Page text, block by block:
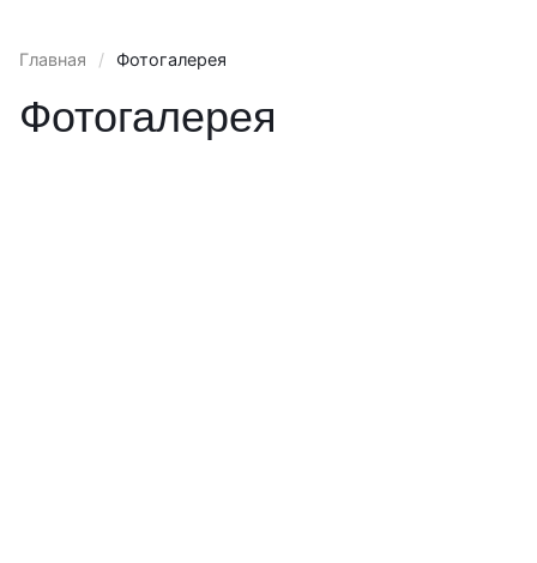
Главная / Фотогалерея
Фотогалерея